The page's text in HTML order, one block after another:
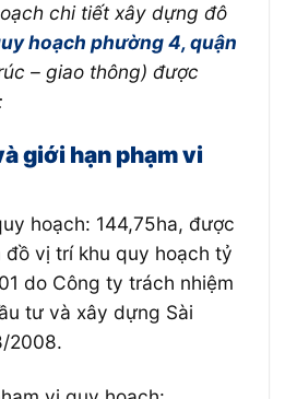
chi tiết xây dựng đô
hoạch phường 4, quận
– giao thông) được
giới hạn phạm vi
hoạch: 144,75ha, được
vị trí khu quy hoạch tỷ
do Công ty trách nhiệm
tư và xây dựng Sài
2008.